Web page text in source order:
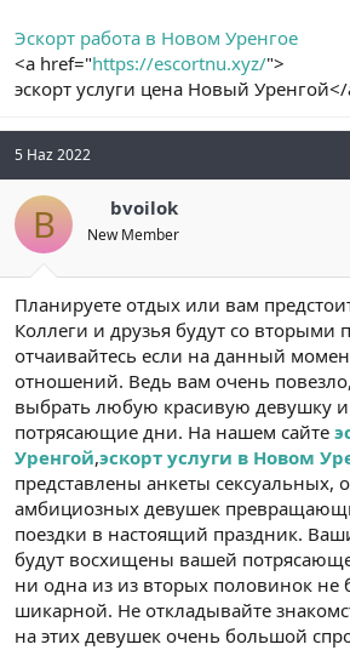
Эскорт работа в Новом Уренгое
<a href="https://escortnu.xyz/">
эскорт услуги цена Новый Уренгой</
5 Haz 2022
B bvoilok
New Member
Планируете отдых или вам
Коллеги и друзья будут со вторыми
отчаивайтесь если на данный
отношений. Ведь вам очень
выбрать любую красивую девушку и
потрясающие дни. На нашем сайте
Уренгой,эскорт услуги в Новом
представлены анкеты сексуальных,
амбициозных девушек
поездки в настоящий праздник.
будут восхищены вашей
ни одна из из вторых половинок не
шикарной. Не откладывайте
на этих девушек очень большой